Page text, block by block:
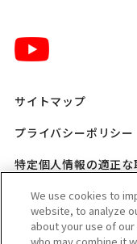
サイトマップ
プライバシーポリシー
特定個人情報の適正
三菱ガス化学 SNSポ
ご利用規程
We use cookies to
website, to analyze
about your use of